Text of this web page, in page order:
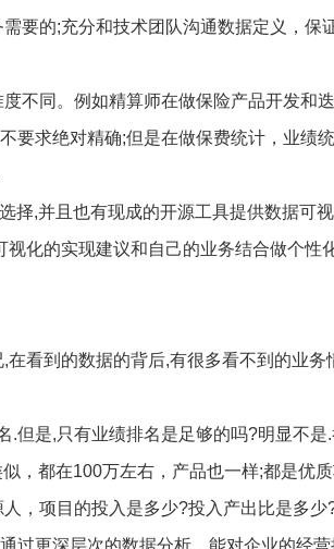
要的;充分和技术团队沟通数据定义，保
不同。例如精算师在做保险产品开发和
要求绝对精确;但是在做保费统计，业绩统
择,并且也有现成的开源工具提供数据可
化的实现建议和自己的业务结合做个性
看到的数据的背后,有很多看不到的业务
.但是,只有业绩排名是足够的吗?明显不是
，都在100万左右，产品也一样;都是优
，项目的投入是多少?投入产出比是多少
过更深层次的数据分析，能对企业的经营